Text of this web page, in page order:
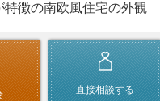
徴の南欧風住宅の外観
直接相談する